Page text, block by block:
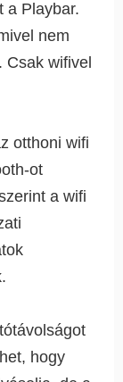
a Playbar.
nem
Csak wifivel
otthoni wifi
ot
a wifi
hogy